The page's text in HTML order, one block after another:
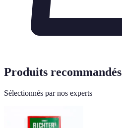
Produits recommandés
Sélectionnés par nos experts